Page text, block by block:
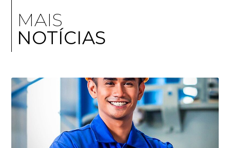
MAIS
NOTÍCIAS